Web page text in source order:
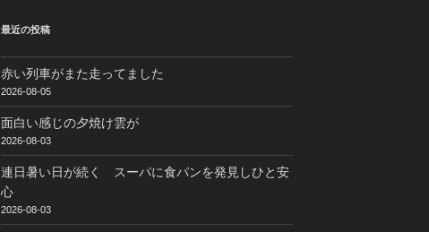
最近の投稿
赤い列車がまた走ってました
2026-08-05
面白い感じの夕焼け雲が
2026-08-03
連日暑い日が続く スーパに食パンを発見しひと安
心
2026-08-03